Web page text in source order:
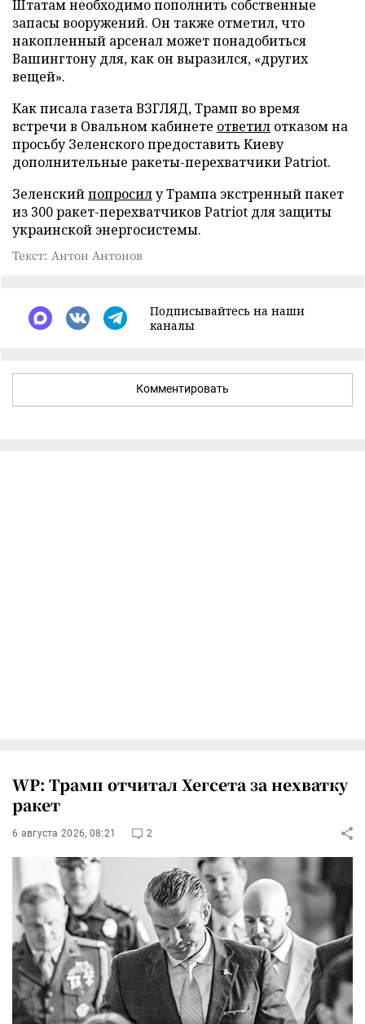
Штатам необходимо пополнить собственные
запасы вооружений. Он также отметил, что
накопленный арсенал может понадобиться
Вашингтону для, как он выразился, «других
вещей».
Как писала газета ВЗГЛЯД, Трамп во время
встречи в Овальном кабинете ответил отказом на
просьбу Зеленского предоставить Киеву
дополнительные ракеты-перехватчики Patriot.
Зеленскийпопросилу Трампа экстренный пакет
из 300 ракет-перехватчиков Patriot для защиты
украинской энергосистемы.
Текст: Антон Антонов
Подписывайтесь на наши
каналы
Комментировать
WP: Трамп отчитал Хегсета за нехватку
ракет
6 августа 2026, 08:21 2